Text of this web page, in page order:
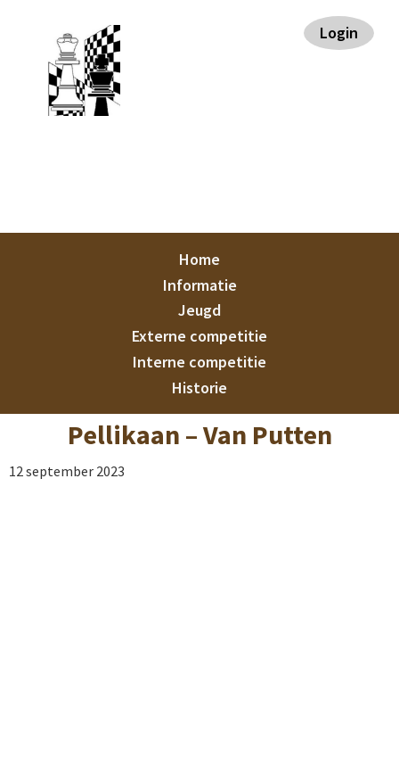
hoofdnavigatie
sidebar
voettekst
Login
Home
Informatie
Jeugd
Externe competitie
Interne competitie
Historie
Pellikaan – Van Putten
12 september 2023